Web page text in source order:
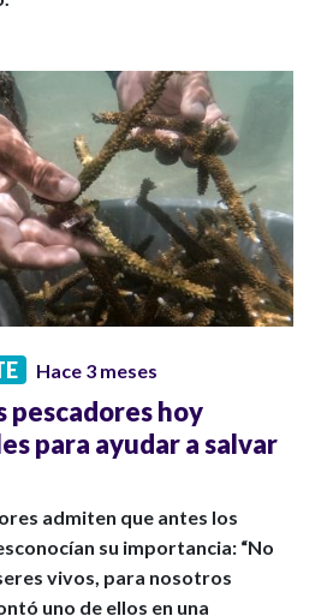
Hace 3 meses
pescadores hoy
para ayudar a salvar
admiten que antes los
su importancia: “No
vivos, para nosotros
uno de ellos en una